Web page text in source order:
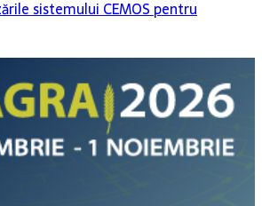
sistemului CEMOS pentru